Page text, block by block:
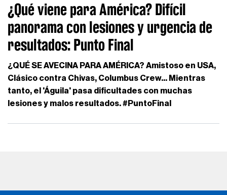
¿Qué viene para América? Difícil
panorama con lesiones y urgencia de
resultados: Punto Final
¿QUÉ SE AVECINA PARA AMÉRICA? Amistoso en USA,
Clásico contra Chivas, Columbus Crew... Mientras
tanto, el 'Águila' pasa dificultades con muchas
lesiones y malos resultados. #PuntoFinal